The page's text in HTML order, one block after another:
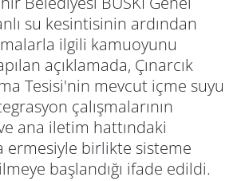
su kesintisinin ardından
ilgili kamuoyunu
açıklamada, Çınarcık
Tesisi'nin mevcut içme suyu
çalışmalarının
ana iletim hattındaki
ermesiyle birlikte sisteme
başlandığı ifade edildi.